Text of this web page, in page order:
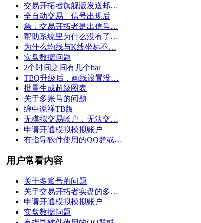
交易开拓者旗舰版发送邮…
全自动交易，信号出现后
急，交易开拓者是出信号…
帮助系统里为什么没有了…
为什么均线与K线坐标不…
实盘数据问题
2个时间之间有几个bar
TBQ升级后，画线设置没…
批量生成超级图表
关于多账号的问题
缠中说禅TB版
无模拟交易帐户，无法交…
申请开通模拟模拟账户
有指导软件使用的QQ群或…
用户常看内容
关于多账号的问题
关于交易开拓者实盘的多…
申请开通模拟模拟账户
实盘数据问题